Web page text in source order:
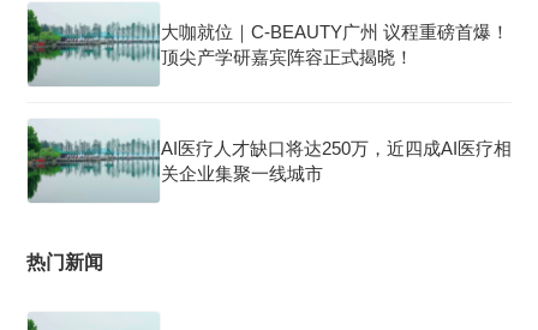
大咖就位｜C-BEAUTY广州 议程重磅首爆！
顶尖产学研嘉宾阵容正式揭晓！
AI医疗人才缺口将达250万，近四成AI医疗相
关企业集聚一线城市
热门新闻